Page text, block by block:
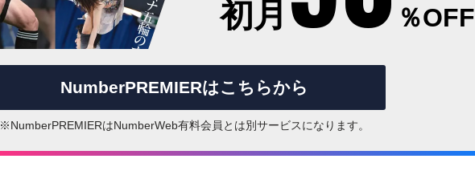
初月 ％OFF
NumberPREMIERはこちらから
※NumberPREMIERはNumberWeb有料会員とは別サービスになります。